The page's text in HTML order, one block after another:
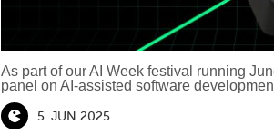
As part of our AI Week festival running
panel on AI-assisted software
5. JUN 2025